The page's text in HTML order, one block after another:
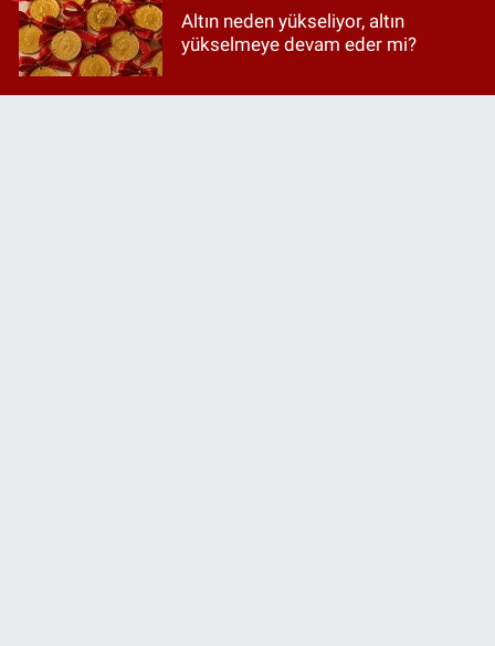
Altın neden yükseliyor, altın
yükselmeye devam eder mi?